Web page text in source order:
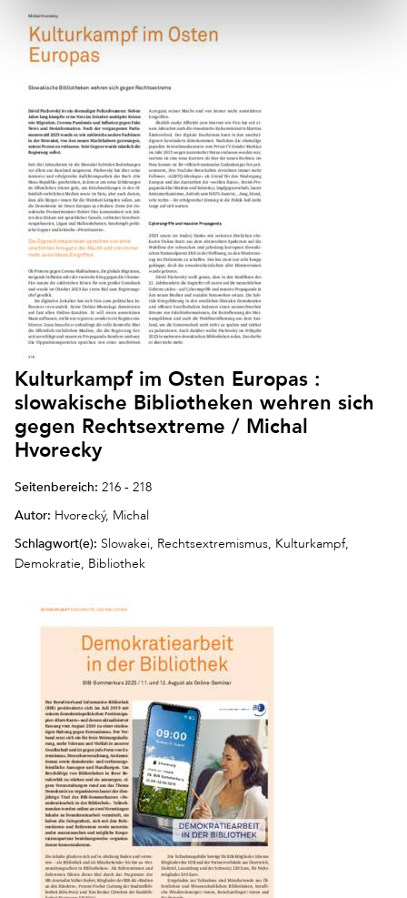
Kulturkampf im Osten Europas :
slowakische Bibliotheken wehren sich
gegen Rechtsextreme / Michal
Hvorecky
Seitenbereich: 216 - 218
Autor: Hvorecký, Michal
Schlagwort(e): Slowakei, Rechtsextremismus, Kulturkampf,
Demokratie, Bibliothek